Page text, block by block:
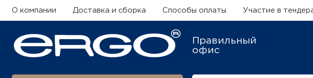
О компании Доставка и сборка Способы оплаты Участие в
Правильный
офис